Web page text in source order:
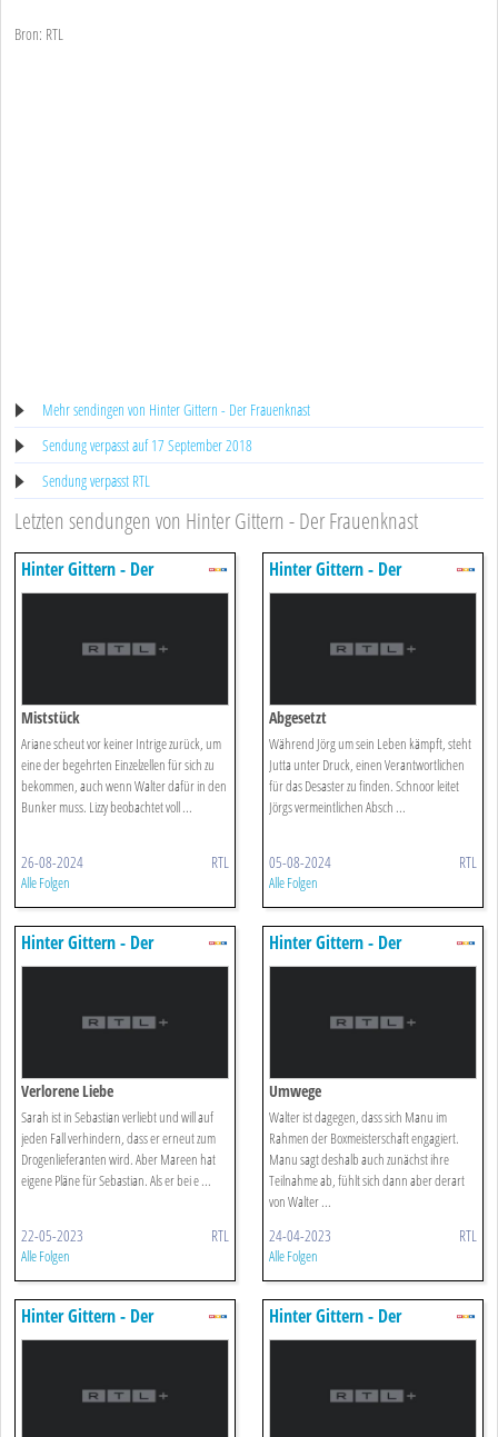
Bron: RTL
Mehr sendingen von Hinter Gittern - Der Frauenknast
Sendung verpasst auf 17 September 2018
Sendung verpasst RTL
Letzten sendungen von Hinter Gittern - Der Frauenknast
Hinter Gittern - Der
Frauenknast
Miststück
Ariane scheut vor keiner Intrige zurück, um
eine der begehrten Einzelzellen für sich zu
bekommen, auch wenn Walter dafür in den
Bunker muss. Lizzy beobachtet voll ...
26-08-2024 RTL
Alle Folgen
Hinter Gittern - Der
Frauenknast
Abgesetzt
Während Jörg um sein Leben kämpft, steht
Jutta unter Druck, einen Verantwortlichen
für das Desaster zu finden. Schnoor leitet
Jörgs vermeintlichen Absch ...
05-08-2024 RTL
Alle Folgen
Hinter Gittern - Der
Frauenknast
Verlorene Liebe
Sarah ist in Sebastian verliebt und will auf
jeden Fall verhindern, dass er erneut zum
Drogenlieferanten wird. Aber Mareen hat
eigene Pläne für Sebastian. Als er bei e ...
22-05-2023 RTL
Alle Folgen
Hinter Gittern - Der
Frauenknast
Umwege
Walter ist dagegen, dass sich Manu im
Rahmen der Boxmeisterschaft engagiert.
Manu sagt deshalb auch zunächst ihre
Teilnahme ab, fühlt sich dann aber derart
von Walter ...
24-04-2023 RTL
Alle Folgen
Hinter Gittern - Der
Frauenknast
Hinter Gittern - Der
Frauenknast